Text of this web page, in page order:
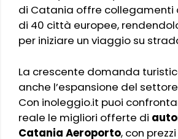
di Catania offre collegamenti
di 40 città europee,
per iniziare un viaggio su
La crescente domanda
anche l’espansione del
Con inoleggio.it puoi
reale le migliori offerte di
Catania Aeroporto, con